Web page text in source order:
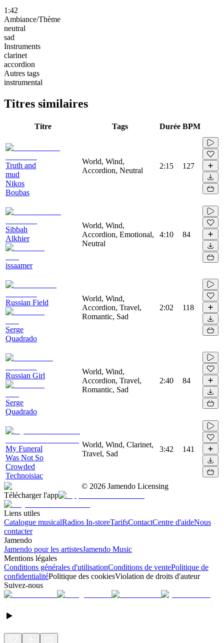
1:42
Ambiance/Thème
neutral
sad
Instruments
clarinet
accordion
Autres tags
instrumental
Titres similaires
Titre Tags Durée BPM
Truth and
mud
Nikos
Boubas
World, Wind,
Accordion, Neutral
2:15 127
Sibbah
Alkhier
issaamer
World, Wind,
Accordion, Emotional,
Neutral
4:10 84
Russian Field
Serge
Quadrado
World, Wind,
Accordion, Travel,
Romantic, Sad
2:02 118
Russian Girl
Serge
Quadrado
World, Wind,
Accordion, Travel,
Romantic, Sad
2:40 84
My Funeral
Was Not So
Crowded
Technoisiac
World, Wind, Clarinet,
Travel, Sad
3:42 141
© 2026 Jamendo Licensing
Télécharger l'app
Liens utiles
Catalogue musicalRadios In-storeTarifsContactCentre d'aideNous
contacter
Jamendo
Jamendo pour les artistesJamendo Music
Mentions légales
Conditions générales d'utilisationConditions de ventePolitique de
confidentialitéPolitique des cookiesViolation de droits d'auteur
Suivez-nous